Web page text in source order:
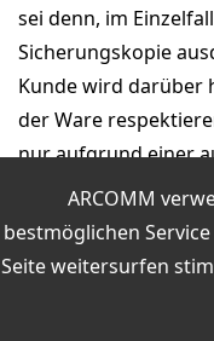
ARCOMM
bestmöglichen
Seite weitersurfen
sei denn, im
Sicherungskopie
Kunde wird darüber
der Ware
nur aufgrund einer
erweiterten Lizenz
8.4. Bei Lieferung
über die
die besonderen